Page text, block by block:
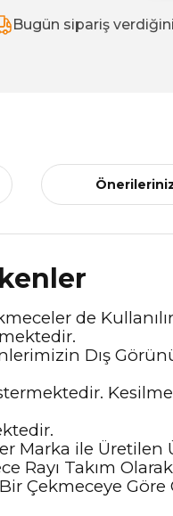
Bugün sipariş
de
Dış
Marka ile
Rayı Takım
Çekmeceye Göre